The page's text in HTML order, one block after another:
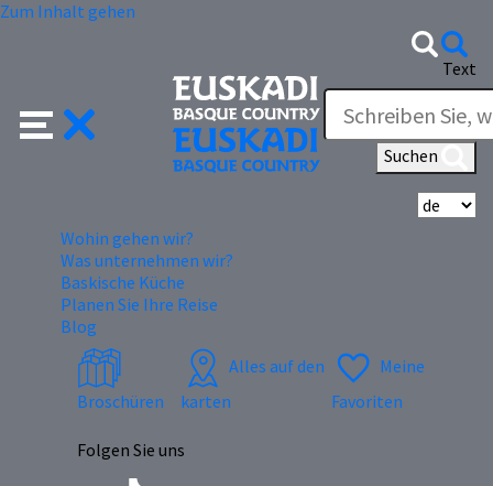
Zum Inhalt gehen
Text
Suchen
Wohin gehen wir?
Was unternehmen wir?
Baskische Küche
Planen Sie Ihre Reise
Blog
Broschüren
Alles auf den
karten
Meine
Favoriten
Folgen Sie uns